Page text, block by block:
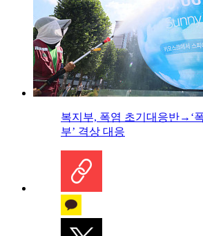
복지부, 폭염 초기대응반→‘
부’ 격상 대응